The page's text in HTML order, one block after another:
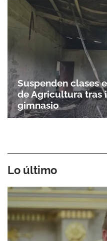
Suspenden clases
de Agricultura tras
gimnasio
Lo último